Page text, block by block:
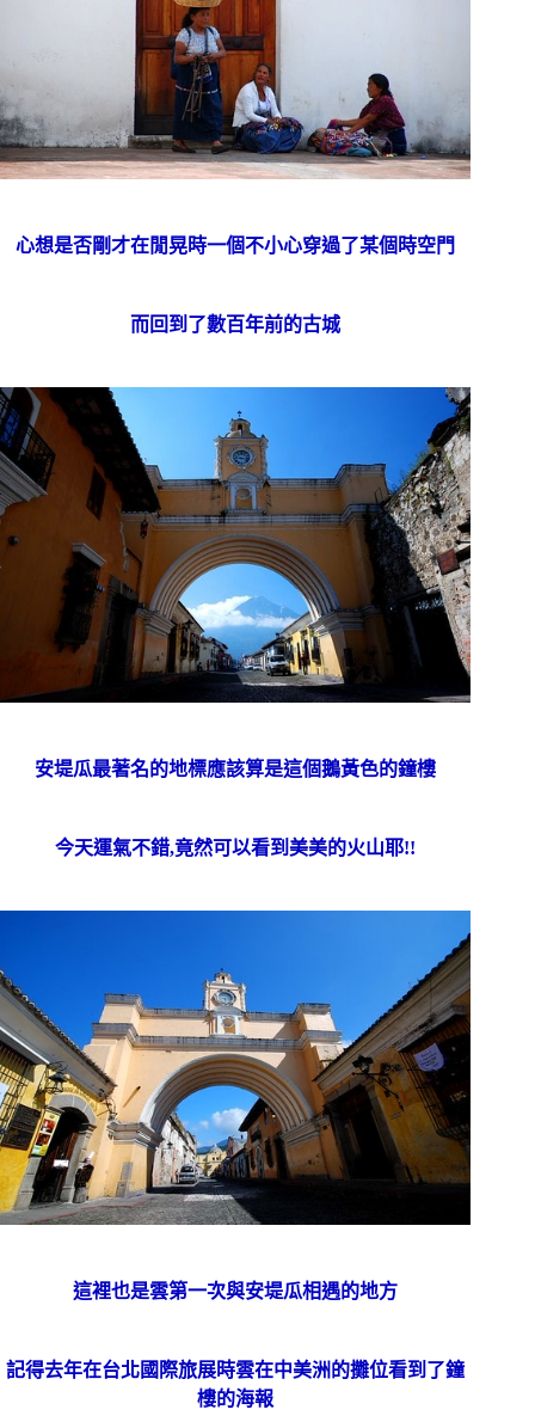
心想是否剛才在閒晃時一個不小心穿過了某個時空門
而回到了數百年前的古城
安堤瓜最著名的地標應該算是這個鵝黃色的鐘樓
今天運氣不錯,竟然可以看到美美的火山耶!!
這裡也是雲第一次與安堤瓜相遇的地方
記得去年在台北國際旅展時雲在中美洲的攤位看到了鐘
樓的海報